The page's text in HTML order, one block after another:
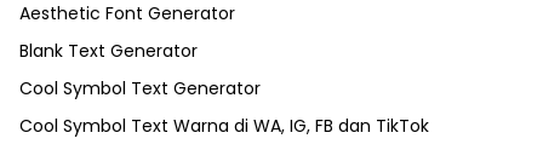
Aesthetic Font Generator
Blank Text Generator
Cool Symbol Text Generator
Cool Symbol Text Warna di WA, IG, FB dan TikTok